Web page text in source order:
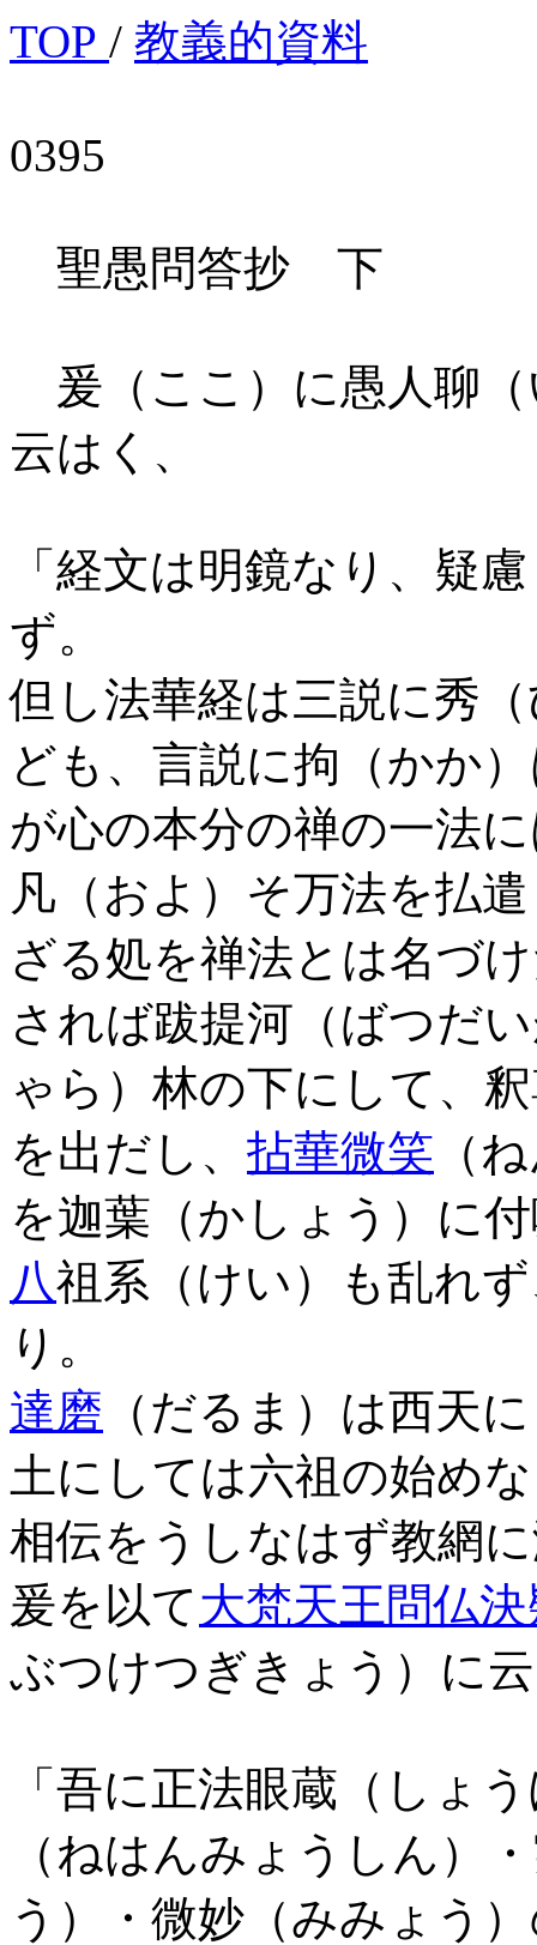
TOP / 教義的資料
0395
聖愚問答抄 下
爰（ここ）に愚人聊
云はく、
「経文は明鏡なり、疑
ず。
但し法華経は三説に秀
ども、言説に拘（かか
が心の本分の禅の一法
凡（およ）そ万法を払
ざる処を禅法とは名づ
されば跋提河（ばつだ
ゃら）林の下にして、
を出だし、 拈華微笑 （
を迦葉（かしょう）に
八祖系（けい）も乱れ
り。
達磨 （だるま）は西天
土にしては六祖の始め
相伝をうしなはず教網
爰を以て大梵天王問仏
ぶつけつぎきょう）に
「吾に正法眼蔵（しょ
（ねはんみょうしん）
う）・微妙（みみょう